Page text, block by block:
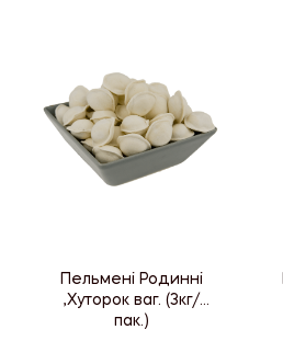
Пельмені Родинні
,Хуторок ваг. (3кг/
пак.)